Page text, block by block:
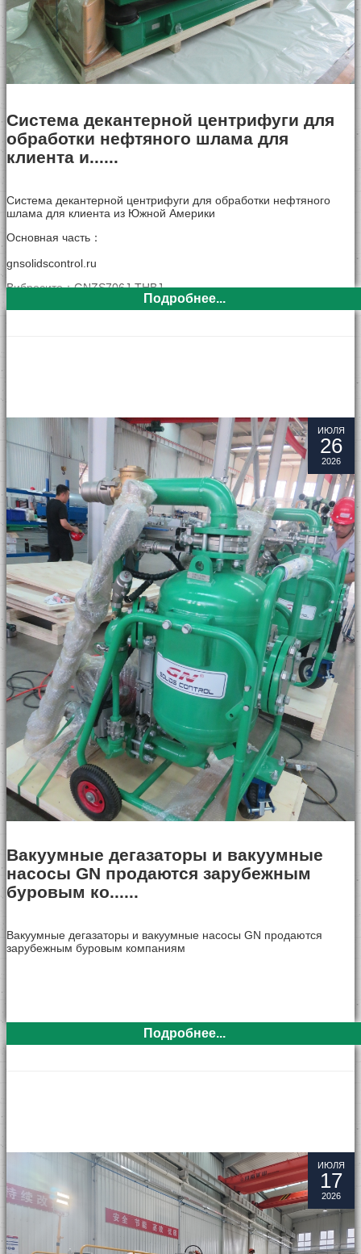
Система декантерной центрифуги для
обработки нефтяного шлама для
клиента и......
Система декантерной центрифуги для обработки нефтяного
шлама для клиента из Южной Америки
Oсновная часть：
gnsolidscontrol.ru
Вибросито：GNZS706J-THBJ
Вибросито, установлено на первой стадии вСистеме
Подробнее...
ИЮЛЯ
26
2026
Вакуумные дегазаторы и вакуумные
насосы GN продаются зарубежным
буровым ко......
Вакуумные дегазаторы и вакуумные насосы GN продаются
зарубежным буровым компаниям
Подробнее...
ИЮЛЯ
17
2026